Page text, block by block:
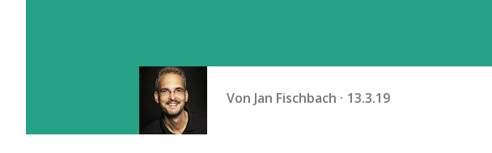
Von Jan Fischbach 13.3.19